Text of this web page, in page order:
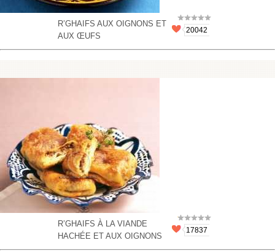
R’GHAIFS AUX OIGNONS ET
AUX ŒUFS
20042
R’GHAIFS À LA VIANDE
HACHÉE ET AUX OIGNONS
17837